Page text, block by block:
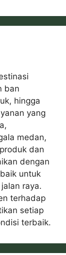
ban
hingga
yang
medan,
dan
dengan
untuk
raya.
terhadap
setiap
terbaik.